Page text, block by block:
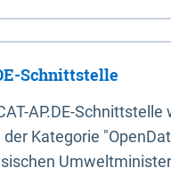
Schnittstelle
AP.DE-Schnittstelle
Kategorie